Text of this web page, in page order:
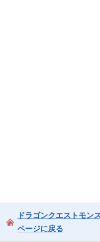
ドラゴンクエストモン
ページに戻る